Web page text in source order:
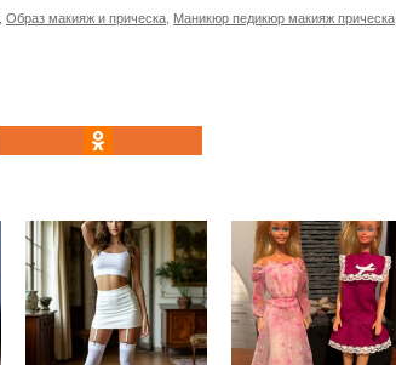
Образ макияж и прическа Маникюр педикюр макияж прическа